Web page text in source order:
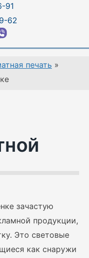
91
62
печать »
зачастую
продукции,
Это световые
как снаружи